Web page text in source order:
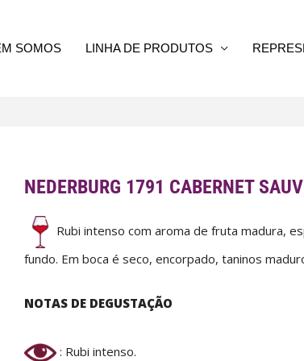
SOMOS LINHA DE PRODUTOS
NEDERBURG 1791 CABERNET
Rubi intenso com aroma de fruta madura,
fundo. Em boca é seco, encorpado, taninos
NOTAS DE DEGUSTAÇÃO
: Rubi intenso.